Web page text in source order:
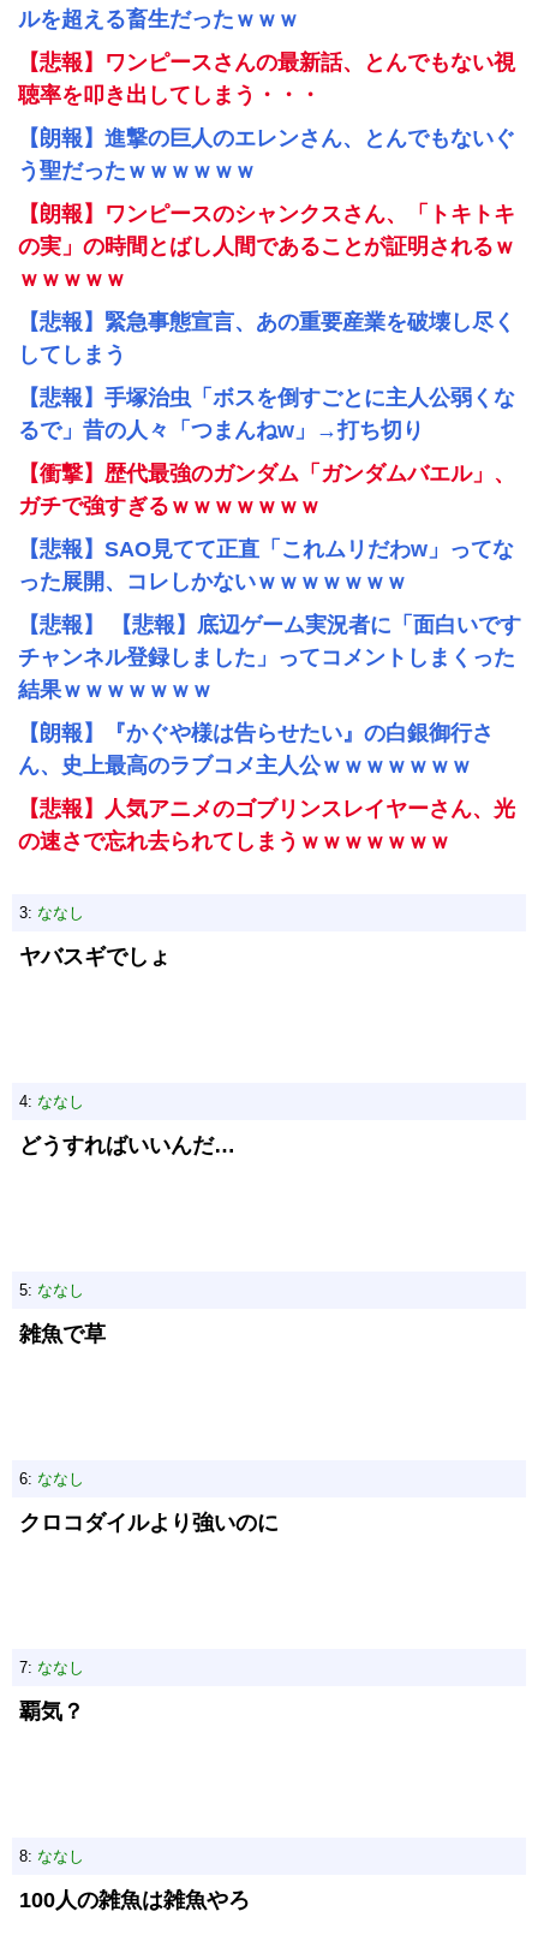
ルを超える畜生だったｗｗｗ
【悲報】ワンピースさんの最新話、とんでもない視
聴率を叩き出してしまう・・・
【朗報】進撃の巨人のエレンさん、とんでもないぐ
う聖だったｗｗｗｗｗｗ
【朗報】ワンピースのシャンクスさん、「トキトキ
の実」の時間とばし人間であることが証明されるｗ
ｗｗｗｗｗ
【悲報】緊急事態宣言、あの重要産業を破壊し尽く
してしまう
【悲報】手塚治虫「ボスを倒すごとに主人公弱くな
るで」昔の人々「つまんねw」→打ち切り
【衝撃】歴代最強のガンダム「ガンダムバエル」、
ガチで強すぎるｗｗｗｗｗｗｗ
【悲報】SAO見てて正直「これムリだわw」ってな
った展開、コレしかないｗｗｗｗｗｗｗ
【悲報】 【悲報】底辺ゲーム実況者に「面白いです
チャンネル登録しました」ってコメントしまくった
結果ｗｗｗｗｗｗｗ
【朗報】『かぐや様は告らせたい』の白銀御行さ
ん、史上最高のラブコメ主人公ｗｗｗｗｗｗｗ
【悲報】人気アニメのゴブリンスレイヤーさん、光
の速さで忘れ去られてしまうｗｗｗｗｗｗｗ
3: ななし
ヤバスギでしょ
4: ななし
どうすればいいんだ…
5: ななし
雑魚で草
6: ななし
クロコダイルより強いのに
7: ななし
覇気？
8: ななし
100人の雑魚は雑魚やろ